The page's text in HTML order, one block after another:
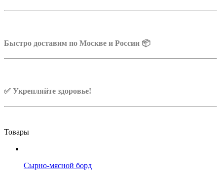
Быстро доставим по Москве и России 📦
✅ Укрепляйте здоровье!
Товары
Сырно-мясной борд